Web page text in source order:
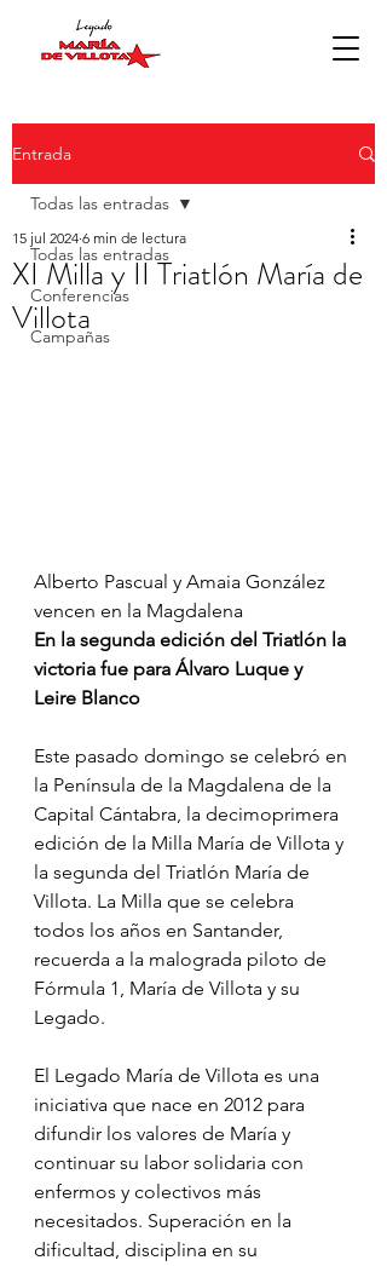
Entrada
Todas las entradas
Conferencias
Campañas
Todas las entradas
XI Milla y II Triatlón María de
Villota
15 jul 2024 6 min de lectura
Alberto Pascual y Amaia González
vencen en la Magdalena
En la segunda edición del Triatlón la
victoria fue para Álvaro Luque y
Leire Blanco
Este pasado domingo se celebró en
la Península de la Magdalena de la
Capital Cántabra, la decimoprimera
edición de la Milla María de Villota y
la segunda del Triatlón María de
Villota. La Milla que se celebra
todos los años en Santander,
recuerda a la malograda piloto de
Fórmula 1, María de Villota y su
Legado.
El Legado María de Villota es una
iniciativa que nace en 2012 para
difundir los valores de María y
continuar su labor solidaria con
enfermos y colectivos más
necesitados. Superación en la
dificultad, disciplina en su